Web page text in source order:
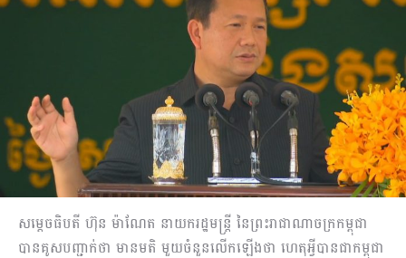
សម្តេចធិបតី ហ៊ុន ម៉ាណែត នាយករដ្ឋមន្ត្រី នៃព្រះរាជាណាចក្រកម្ពុជា
បានគូសបញ្ជាក់ថា មានមតិ មួយចំនួនលើកឡើងថា ហេតុអ្វីបានជាកម្ពុជា